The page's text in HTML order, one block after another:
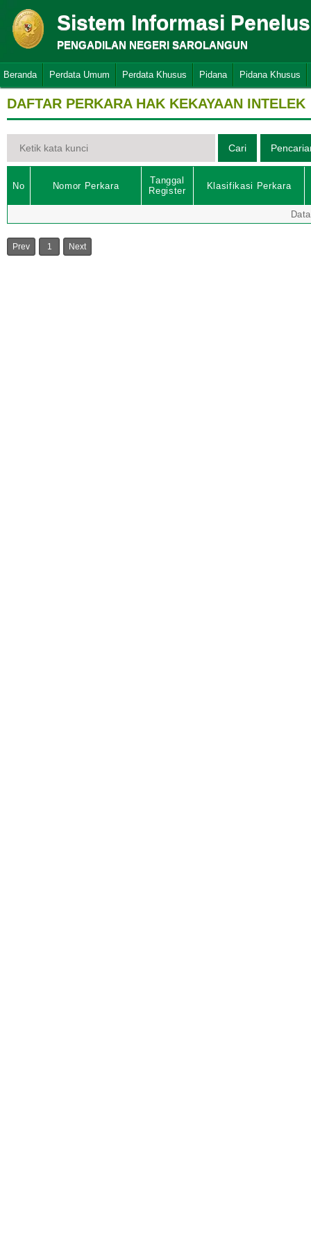
Sistem Informasi
PENGADILAN NEGERI SAROLANGUN
Beranda Perdata Umum Perdata Khusus Pidana Pidana Khusus
DAFTAR PERKARA HAK KEKAYAAN INTELEK
No Nomor Perkara
Tanggal
Register
Klasifikasi Perkara
Prev 1 Next